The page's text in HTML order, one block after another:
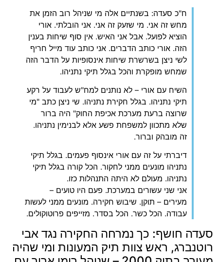
‏ח"כ סעדה: בשנתיים אלה מי שניהל רוב הזמן את
מחש זה אני. מי שזעק זה אני. אני הובלתי. אורי
הוציא לפועל. אבל אני האיש. אין סוף שיחות בענין
הזה. אורי כותב הדברים. אני כותב עוד מייל חריף
לשי ניצן בשרשרת שיחות אינסופיות על הדבר הזה
שמחש מופקרת והכל בגלל תיקי נתניהו.
‏השיח עם אורי – לא נותנים למח"ש לעבוד על רקע
תיקי נתניהו. בגלל חקירת נתניהו. שי ניצן כתב "מי
שרוצה ברעת מערכת אכיפת החוק" היה ברור
שלא מתכוון למשפחת פשע אלא לבנימין נתניהו.
זה מובהק וברור.
‏דיברתי על זה עם אורי אינסוף פעמים. בגלל תיקי
נתניהו מונעים ממני לחקור. הכל קורה בגלל תיקי
נתניהו. מעולם לא היתה התנהלות כזו.
אני שני עשורים במערכת. פעם היו טועים –
מעירים – תוקן. שיבוש חקירה. מונעים ממני לעשות
עבודה. הכל כשר. הכל בסדר. מזייפים פרוטוקולים.
‏סעדה חושף: כך נמרחה החקירה נגד אבי
רוטנברג, ראש צוות תיק המעונות ומי שהיה